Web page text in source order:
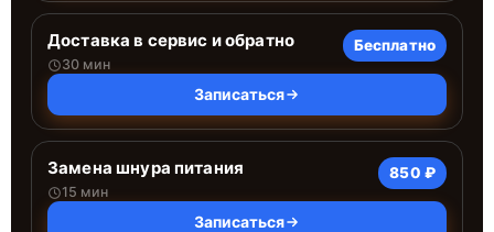
Доставка в сервис и обратно
30 мин
Бесплатно
Записаться
Замена шнура питания
15 мин
850 ₽
Записаться